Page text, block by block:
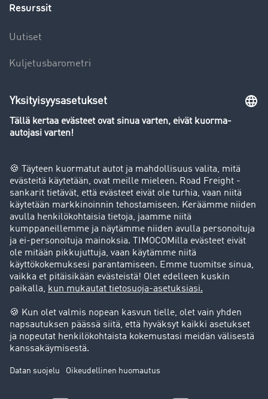
Resurssit
Uutiset
Kuljetusbarometri
Yleiskatsaus rahtipörssiin
Success stories
Asiakassuosittelut
Goodies
Tukipalvelu
Tukipalvelu
Oikeudelliset asiat
Julkaisutiedot
Yleiset käyttöehdot